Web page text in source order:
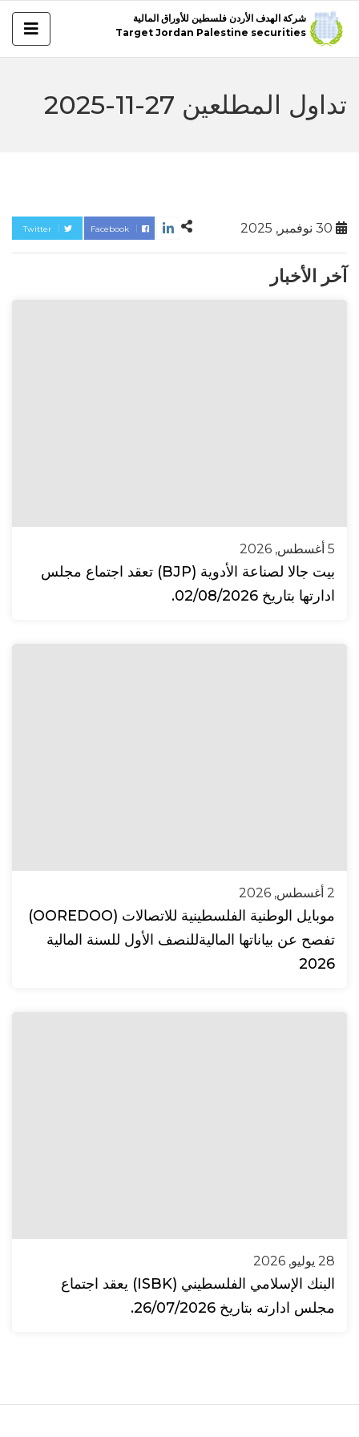
شركة الهدف الأردن فلسطين للأوراق المالية
Target Jordan Palestine securities
تداول المطلعين 27-11-2025
Twitter Facebook
آخر الأخبار
5 أغسطس, 2026
بيت جالا لصناعة الأدوية (BJP) تعقد اجتماع مجلس
ادارتها بتاريخ 02/08/2026.
2 أغسطس, 2026
موبايل الوطنية الفلسطينية للاتصالات (OOREDOO)
تفصح عن بياناتها الماليةللنصف الأول للسنة المالية
2026
28 يوليو, 2026
البنك الإسلامي الفلسطيني (ISBK) يعقد اجتماع
مجلس ادارته بتاريخ 26/07/2026.